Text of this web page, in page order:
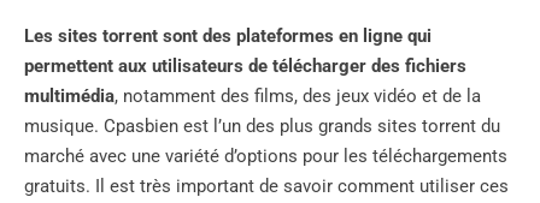
Les sites torrent sont des plateformes en ligne qui
permettent aux utilisateurs de télécharger des fichiers
multimédia, notamment des films, des jeux vidéo et de la
musique. Cpasbien est l’un des plus grands sites torrent du
marché avec une variété d’options pour les téléchargements
gratuits. Il est très important de savoir comment utiliser ces